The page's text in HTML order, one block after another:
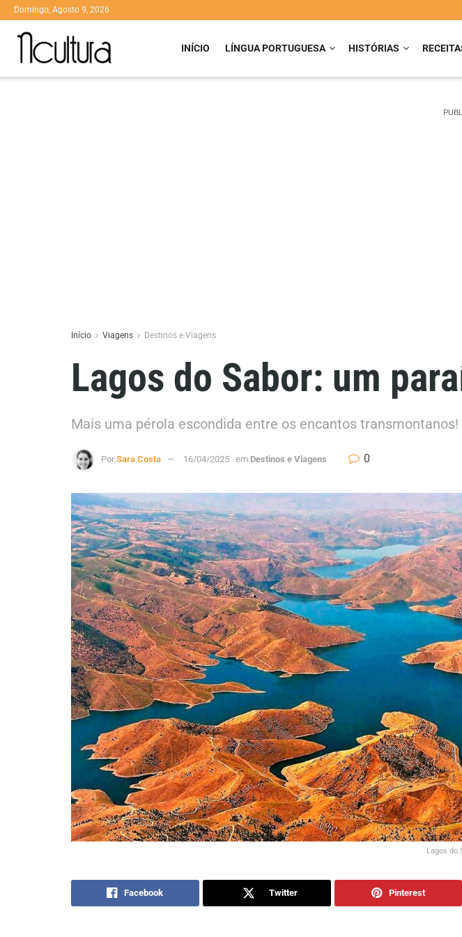
Domingo, Agosto 9, 2026
INÍCIO LÍNGUA PORTUGUESA HISTÓRIAS
Início Viagens Destinos e Viagens
Lagos do Sabor: um
Mais uma pérola escondida entre os encantos transmontanos!
Por Sara Costa 16/04/2025 em Destinos e Viagens 0
Lagos do
Facebook Twitter Pinterest